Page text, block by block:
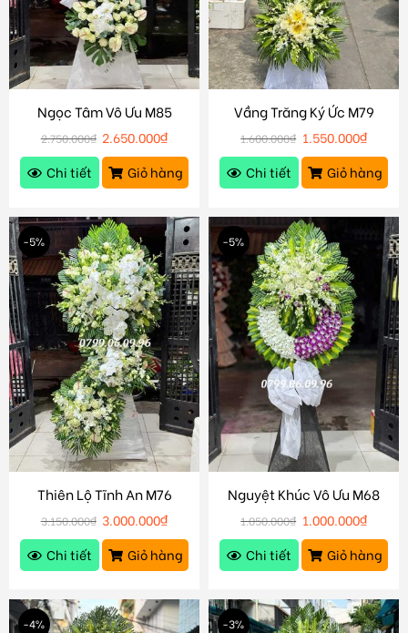
Ngọc Tâm Vô Ưu M85
2.750.000₫ 2.650.000₫
Chi tiết
Giỏ hàng
Vầng Trăng Ký Ức M79
1.600.000₫ 1.550.000₫
Chi tiết
Giỏ hàng
-5%
Thiên Lộ Tĩnh An M76
3.150.000₫ 3.000.000₫
Chi tiết
Giỏ hàng
-5%
Nguyệt Khúc Vô Ưu M68
1.050.000₫ 1.000.000₫
Chi tiết
Giỏ hàng
-4% -3%